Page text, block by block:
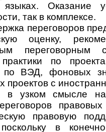
языках. Оказание
так в комплексе.
переговоров
оценку,
переговорным
по
по ВЭД, фоновых
проектов с
в узком смысле
правовую
в